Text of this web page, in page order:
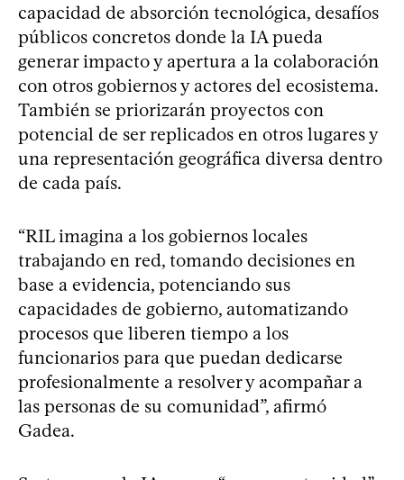
capacidad de absorción tecnológica, desafíos
públicos concretos donde la IA pueda
generar impacto y apertura a la colaboración
con otros gobiernos y actores del ecosistema.
También se priorizarán proyectos con
potencial de ser replicados en otros lugares y
una representación geográfica diversa dentro
de cada país.
“RIL imagina a los gobiernos locales
trabajando en red, tomando decisiones en
base a evidencia, potenciando sus
capacidades de gobierno, automatizando
procesos que liberen tiempo a los
funcionarios para que puedan dedicarse
profesionalmente a resolver y acompañar a
las personas de su comunidad”, afirmó
Gadea.